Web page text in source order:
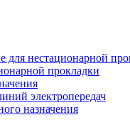
для нестационарной
прокладки
электропередач
назначения